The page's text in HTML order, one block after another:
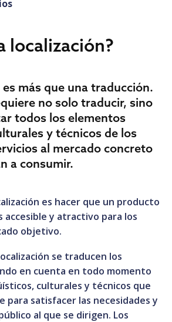
localización?
más que una traducción.
no solo traducir, sino
todos los elementos
y técnicos de los
al mercado concreto
a consumir.
es hacer que un producto
accesible y atractivo para los
objetivo.
se traducen los
en cuenta en todo momento
culturales y técnicos que
para satisfacer las necesidades y
al que se dirigen. Los